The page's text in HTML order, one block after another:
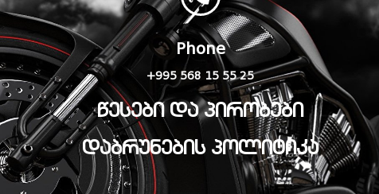
Phone
+995 568 15 55 25
წესები და პირობები
დაბრუნების პოლიტიკა